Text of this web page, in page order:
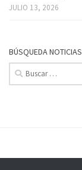
JULIO 13, 2026
BÚSQUEDA NOTICIAS
Buscar: